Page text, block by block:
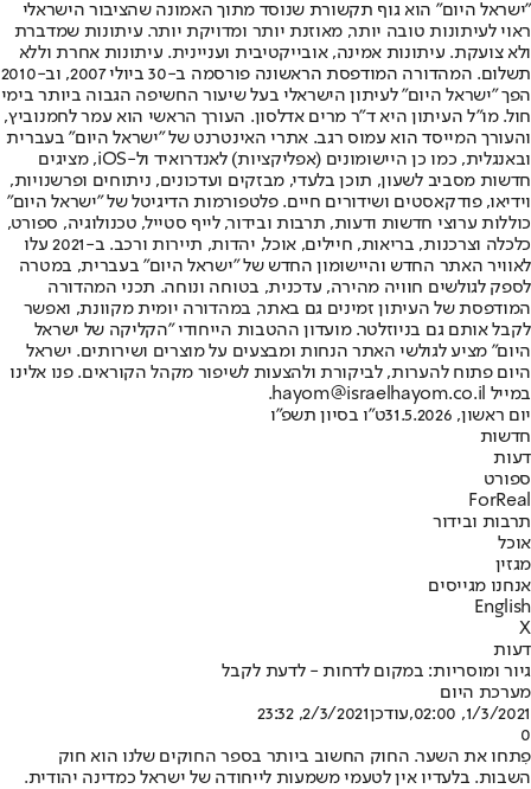
"ישראל היום" הוא גוף תקשורת שנוסד מתוך האמונה שהציבור הישראלי
ראוי לעיתונות טובה יותר, מאוזנת יותר ומדויקת יותר. עיתונות שמדברת
ולא צועקת. עיתונות אמינה, אובייקטיבית ועניינית. עיתונות אחרת וללא
תשלום. המהדורה המודפסת הראשונה פורסמה ב-30 ביולי 2007, וב-2010
הפך "ישראל היום" לעיתון הישראלי בעל שיעור החשיפה הגבוה ביותר בימי
חול. מו"ל העיתון היא ד"ר מרים אדלסון. העורך הראשי הוא עמר לחמנוביץ,
והעורך המייסד הוא עמוס רגב. אתרי האינטרנט של "ישראל היום" בעברית
ובאנגלית, כמו כן היישומונים (אפליקציות) לאנדרואיד ול-iOS, מציגים
חדשות מסביב לשעון, תוכן בלעדי, מבזקים ועדכונים, ניתוחים ופרשנויות,
וידיאו, פודקאסטים ושידורים חיים. פלטפורמות הדיגיטל של "ישראל היום"
כוללות ערוצי חדשות ודעות, תרבות ובידור, לייף סטייל, טכנולוגיה, ספורט,
כלכלה וצרכנות, בריאות, חיילים, אוכל, יהדות, תיירות ורכב. ב-2021 עלו
לאוויר האתר החדש והיישומון החדש של "ישראל היום" בעברית, במטרה
לספק לגולשים חוויה מהירה, עדכנית, בטוחה ונוחה. תכני המהדורה
המודפסת של העיתון זמינים גם באתר, במהדורה יומית מקוונת, ואפשר
לקבל אותם גם בניוזלטר. מועדון ההטבות הייחודי "הקליקה של ישראל
היום" מציע לגולשי האתר הנחות ומבצעים על מוצרים ושירותים. ישראל
היום פתוח להערות, לביקורת ולהצעות לשיפור מקהל הקוראים. פנו אלינו
במייל hayom@israelhayom.co.il.
יום ראשון, 31.5.2026
ט"ו בסיון תשפ"ו
חדשות
דעות
ספורט
ForReal
תרבות ובידור
אוכל
מגזין
אנחנו מגייסים
English
X
דעות
גיור ומוסריות: במקום לדחות - לדעת לקבל
מערכת היום
1/3/2021, 02:00
,עודכן2/3/2021, 23:32
0
פִתחו את השער. החוק החשוב ביותר בספר החוקים שלנו הוא חוק
השבות. בלעדיו אין לטעמי משמעות לייחודה של ישראל כמדינה יהודית.